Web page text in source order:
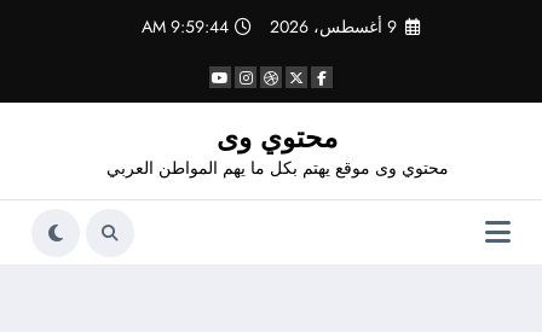
9 أغسطس، 2026 9:59:45 AM
محتوي وى
محتوي وى موقع يهتم بكل ما يهم المواطن العربي